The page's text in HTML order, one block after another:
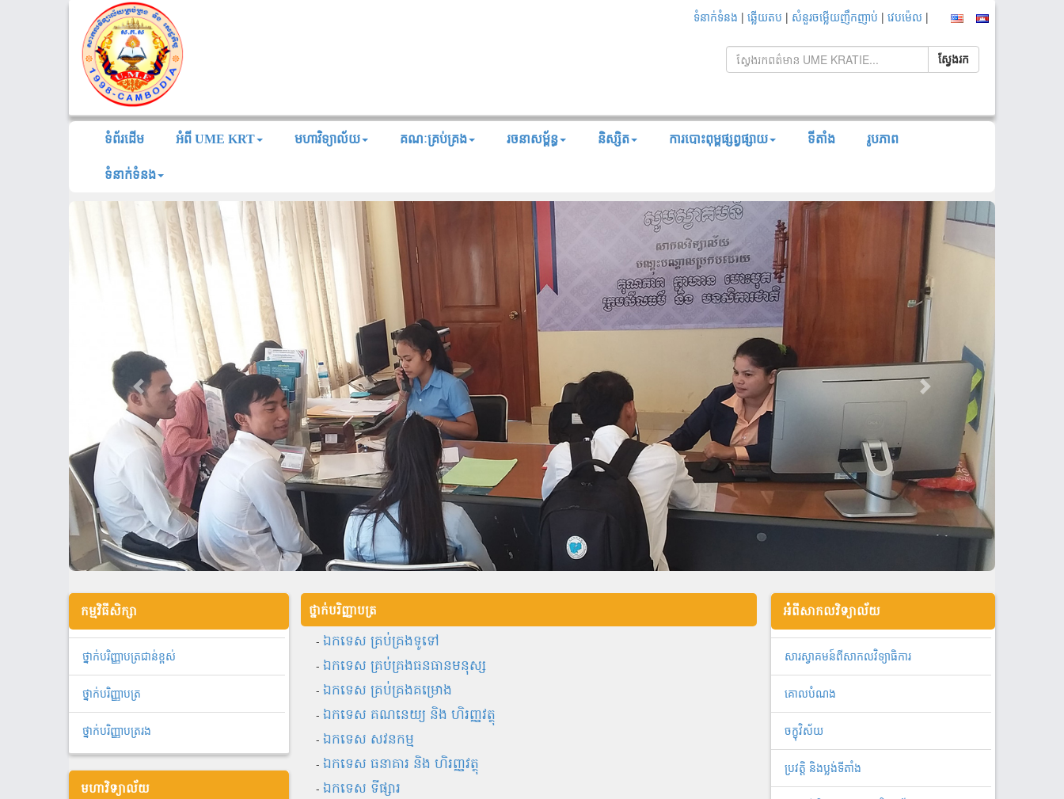
ទំនាក់ទំនង | ឆ្លើយតប | សំនួរចម្លើយញឹកញាប់ | វេបម៉េល |
ទំព័រដើម អំពី UME KRT មហាវិទ្យាល័យ គណៈគ្រប់គ្រង រចនាសម្ព័ន្ធ និស្សិត ការបោះពុម្ពផ្សព្វផ្សាយ ទីតាំង រូបភាព
ទំនាក់ទំនង
កម្មវិធីសិក្សា
ថ្នាក់បរិញ្ញាបត្រជាន់ខ្ពស់
ថ្នាក់បរិញ្ញាបត្រ
ថ្នាក់បរិញ្ញាបត្ររង
មហាវិទ្យាល័យ
ថ្នាក់បរិញ្ញាបត្រ
- ឯ​ក​ទេស​ ​គ្រប់គ្រង​ទូទៅ
- ឯកទេស គ្រប់គ្រងធនធានមនុស្ស
- ឯកទេស គ្រប់គ្រងគម្រោង
- ឯកទេស គណនេយ្យ និង ហិរញ្ញវត្ថុ
- ឯកទេស សវនកម្ម
- ឯកទេស ធនាគារ និង ហិរញ្ញវត្ថុ
- ឯកទេស ទីផ្សារ
អំពីសាកលវិទ្យាល័យ
សារស្វាគមន៍ពីសាកលវិទ្យាធិការ
គោលបំណង
ចក្ខុវិស័យ
ប្រវត្តិ និងប្លង់ទីតាំង